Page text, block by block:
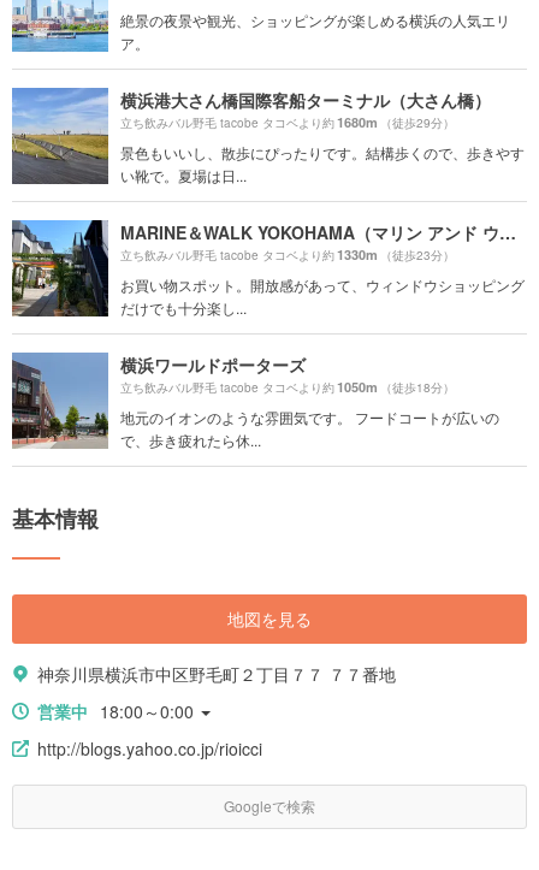
絶景の夜景や観光、ショッピングが楽しめる横浜の人気エリ
ア。
横浜港大さん橋国際客船ターミナル（大さん橋）
立ち飲みバル野毛 tacobe タコベより約1680m （徒歩29分）
景色もいいし、散歩にぴったりです。結構歩くので、歩きやす
い靴で。夏場は日...
MARINE＆WALK YOKOHAMA（マリン アンド ウォーク ヨコハマ）
立ち飲みバル野毛 tacobe タコベより約1330m （徒歩23分）
お買い物スポット。開放感があって、ウィンドウショッピング
だけでも十分楽し...
横浜ワールドポーターズ
立ち飲みバル野毛 tacobe タコベより約1050m （徒歩18分）
地元のイオンのような雰囲気です。 フードコートが広いの
で、歩き疲れたら休...
基本情報
地図を見る
神奈川県横浜市中区野毛町２丁目７７ ７７番地
営業中 18:00～0:00
http://blogs.yahoo.co.jp/rioicci
Googleで検索